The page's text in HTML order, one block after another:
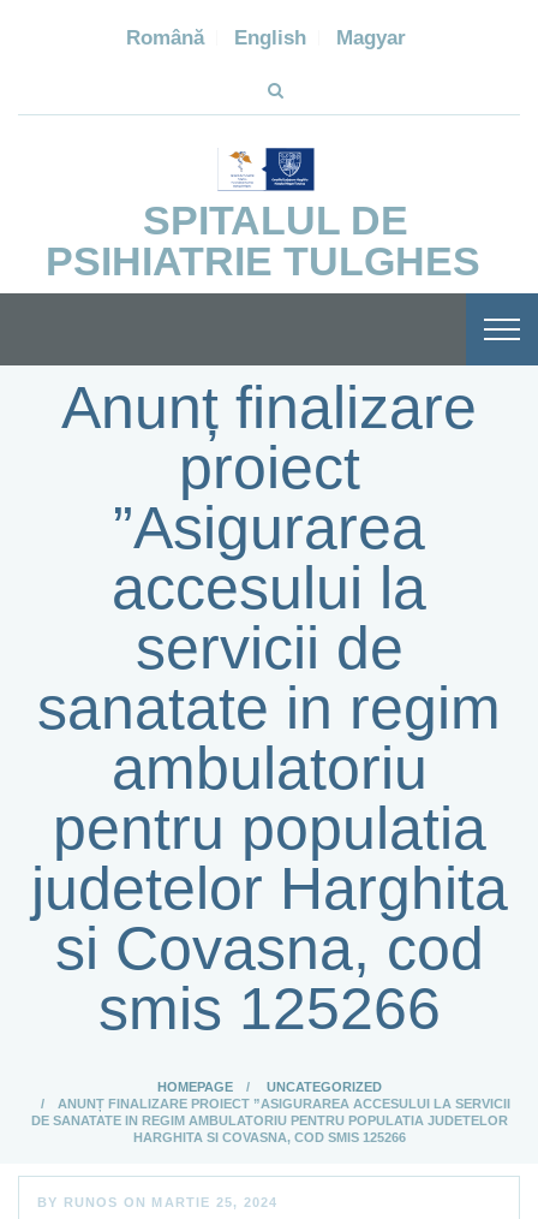
Română English Magyar
SPITALUL DE
PSIHIATRIE TULGHES
Anunț finalizare
proiect
”Asigurarea
accesului la
servicii de
sanatate in regim
ambulatoriu
pentru populatia
judetelor Harghita
si Covasna, cod
smis 125266
HOMEPAGE
UNCATEGORIZED
ANUNȚ FINALIZARE PROIECT ”ASIGURAREA ACCESULUI LA SERVICII
DE SANATATE IN REGIM AMBULATORIU PENTRU POPULATIA JUDETELOR
HARGHITA SI COVASNA, COD SMIS 125266
BY RUNOS ON MARTIE 25, 2024